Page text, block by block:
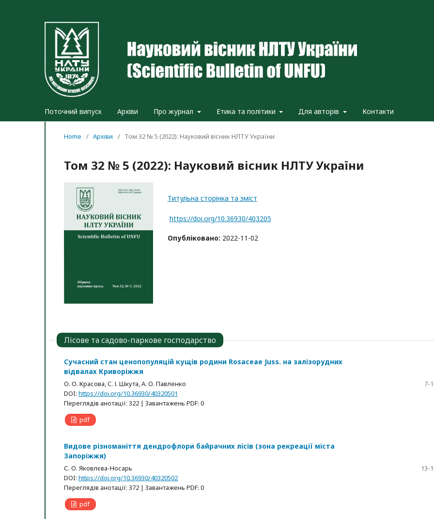
Поточний випуск Архіви Про журнал Етика та політики Для авторів Контакти
Home / Архіви / Том 32 № 5 (2022): Науковий вісник НЛТУ України
Том 32 № 5 (2022): Науковий вісник НЛТУ України
Титульна сторінка та зміст
https://doi.org/10.36930/403205
Опубліковано: 2022-11-02
Лісове та садово-паркове господарство
Сучасний стан ценопопуляцій кущів родини Rosaceae Juss. на залізорудних
відвалах Криворіжжя
О. О. Красова, С. І. Шкута, А. О. Павленко
7-
DOI: https://doi.org/10.36930/40320501
Переглядів анотації: 322 | Завантажень PDF: 0
pdf
Видове різноманіття дендрофлори байрачних лісів (зона рекреації міста
Запоріжжя)
С. О. Яковлєва-Носарь
13-
DOI: https://doi.org/10.36930/40320502
Переглядів анотації: 372 | Завантажень PDF: 0
pdf